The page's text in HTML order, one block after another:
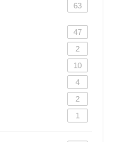
63
47
2
10
4
2
1